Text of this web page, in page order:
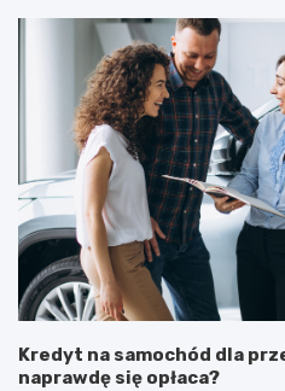
Kredyt na samochód dla
naprawdę się opłaca?